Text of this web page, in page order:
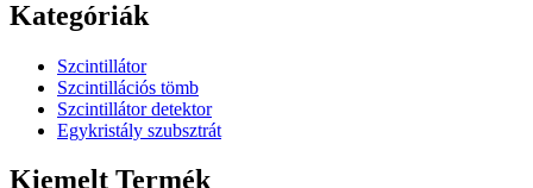
Kategóriák
Szcintillátor
Szcintillációs tömb
Szcintillátor detektor
Egykristály szubsztrát
Kiemelt Termék